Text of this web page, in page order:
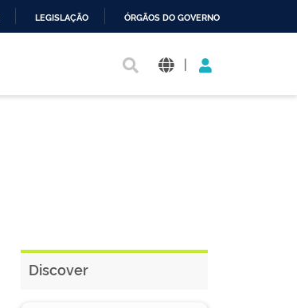
LEGISLAÇÃO ÓRGÃOS DO GOVERNO
|
Discover